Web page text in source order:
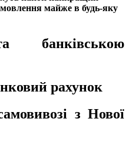
майже в будь-яку
банківською
рахунок
з Нової